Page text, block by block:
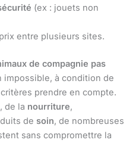
(ex : jouets non
entre plusieurs sites.
de compagnie pas
impossible, à condition de
prendre en compte.
, de la nourriture,
de soin, de nombreuses
sans compromettre la